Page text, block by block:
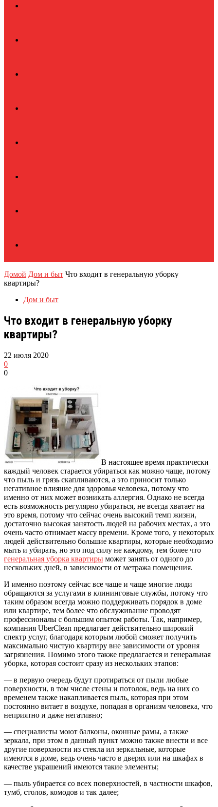
Домой Дом и быт Что входит в генеральную уборку
квартиры?
Дом и быт
Что входит в генеральную уборку
квартиры?
22 июля 2020
0
0
В настоящее время практически
каждый человек старается убираться как можно чаще, потому
что пыль и грязь скапливаются, а это приносит только
негативное влияние для здоровья человека, потому что
именно от них может возникать аллергия. Однако не всегда
есть возможность регулярно убираться, не всегда хватает на
это время, потому что сейчас очень высокий темп жизни,
достаточно высокая занятость людей на рабочих местах, а это
очень часто отнимает массу времени. Кроме того, у некоторых
людей действительно большие квартиры, которые необходимо
мыть и убирать, но это под силу не каждому, тем более что
генеральная уборка квартиры может занять от одного до
нескольких дней, в зависимости от метража помещения.
И именно поэтому сейчас все чаще и чаще многие люди
обращаются за услугами в клининговые службы, потому что
таким образом всегда можно поддерживать порядок в доме
или квартире, тем более что обслуживание проводят
профессионалы с большим опытом работы. Так, например,
компания UberClean предлагает действительно широкий
спектр услуг, благодаря которым любой сможет получить
максимально чистую квартиру вне зависимости от уровня
загрязнения. Помимо этого также предлагается и генеральная
уборка, которая состоит сразу из нескольких этапов:
— в первую очередь будут протираться от пыли любые
поверхности, в том числе стены и потолок, ведь на них со
временем также накапливается пыль, которая при этом
постоянно витает в воздухе, попадая в организм человека, что
неприятно и даже негативно;
— специалисты моют балконы, оконные рамы, а также
зеркала, при этом в данный пункт можно также внести и все
другие поверхности из стекла ил зеркальные, которые
имеются в доме, ведь очень часто в дверях или на шкафах в
качестве украшений имеются такие элементы;
— пыль убирается со всех поверхностей, в частности шкафов,
тумб, столов, комодов и так далее;